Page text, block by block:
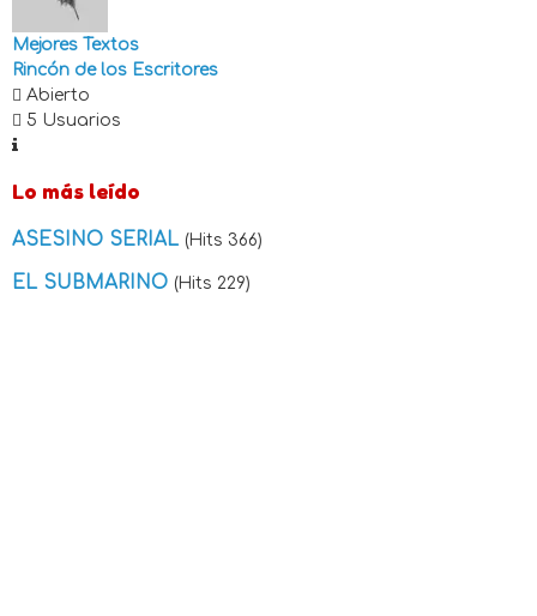
Mejores Textos
Rincón de los Escritores
Abierto
5 Usuarios
Lo más leído
ASESINO SERIAL (Hits 366)
EL SUBMARINO (Hits 229)